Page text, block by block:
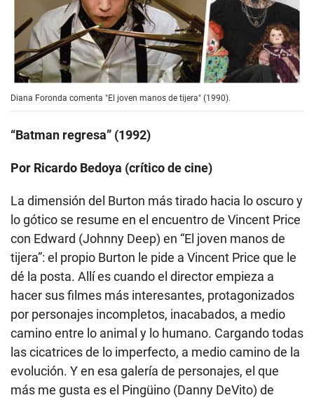
Diana Foronda comenta "El joven manos de tijera" (1990).
“Batman regresa” (1992)
Por Ricardo Bedoya (crítico de cine)
La dimensión del Burton más tirado hacia lo oscuro y
lo gótico se resume en el encuentro de Vincent Price
con Edward (Johnny Deep) en “El joven manos de
tijera”: el propio Burton le pide a Vincent Price que le
dé la posta. Allí es cuando el director empieza a
hacer sus filmes más interesantes, protagonizados
por personajes incompletos, inacabados, a medio
camino entre lo animal y lo humano. Cargando todas
las cicatrices de lo imperfecto, a medio camino de la
evolución. Y en esa galería de personajes, el que
más me gusta es el Pingüino (Danny DeVito) de